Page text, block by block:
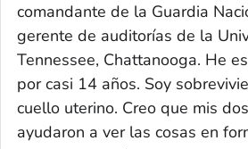
comandante de la Guardia
gerente de auditorías de la
Tennessee, Chattanooga. He
por casi 14 años. Soy
cuello uterino. Creo que mis
ayudaron a ver las cosas en